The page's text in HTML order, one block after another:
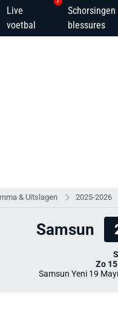
Live
voetbal
Schorsingen
blessures
& Uitslagen 2025-2026
Samsun
Zo
Samsun Yeni 19